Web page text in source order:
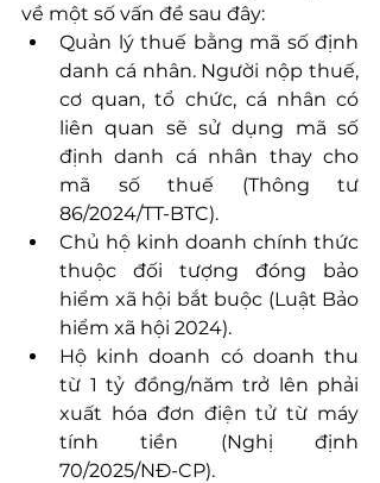
về một số vấn đề sau đây:
Quản lý thuế bằng mã số định
danh cá nhân. Người nộp thuế,
cơ quan, tổ chức, cá nhân có
liên quan sẽ sử dụng mã số
định danh cá nhân thay cho
mã số thuế (Thông tư
86/2024/TT-BTC).
Chủ hộ kinh doanh chính thức
thuộc đối tượng đóng bảo
hiểm xã hội bắt buộc (Luật Bảo
hiểm xã hội 2024).
Hộ kinh doanh có doanh thu
từ 1 tỷ đồng/năm trở lên phải
xuất hóa đơn điện tử từ máy
tính tiền (Nghị định
70/2025/NĐ-CP).